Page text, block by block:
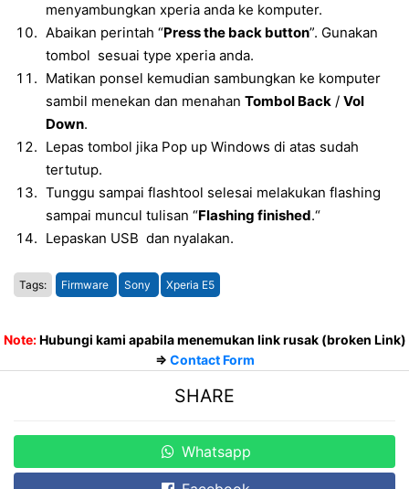
menyambungkan xperia anda ke komputer.
Abaikan perintah “Press the back button”. Gunakan
tombol sesuai type xperia anda.
Matikan ponsel kemudian sambungkan ke komputer
sambil menekan dan menahan Tombol Back / Vol
Down.
Lepas tombol jika Pop up Windows di atas sudah
tertutup.
Tunggu sampai flashtool selesai melakukan flashing
sampai muncul tulisan “Flashing finished.“
Lepaskan USB dan nyalakan.
Tags: Firmware Sony Xperia E5
Note:Hubungi kami apabila menemukan link rusak (broken Link)
=> Contact Form
SHARE
Whatsapp